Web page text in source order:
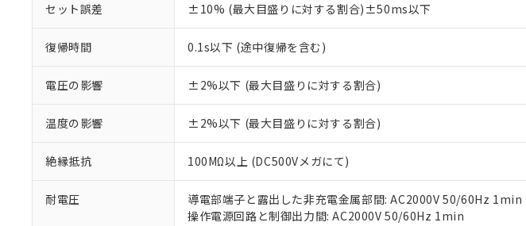
セット誤差 ±10% (最大目盛りに対する割合)±50ms以下
復帰時間 0.1s以下 (途中復帰を含む)
電圧の影響 ±2%以下 (最大目盛りに対する割合)
温度の影響 ±2%以下 (最大目盛りに対する割合)
絶縁抵抗 100MΩ以上 (DC500Vメガにて)
耐電圧
導電部端子と露出した非充電金属部間: AC2000V 50/60Hz
操作電源回路と制御出力間: AC2000V 50/60Hz 1min
ご利用条件
以下の条件をお読みいただき、同意のうえご利用く
本サービスは、当社制御機器事業取扱商品の
くものです。
当社制御機器事業取扱商品の中には、本サー
在庫状況および標準価格照会結果は、記載し
のであり、閲覧された時点での実際の在庫お
い。
正式な納期状況および標準価格はお客様のお
対応予定なし：EU RoHS指令（10物質）の非含有
調査・確認中：EU RoHS指令（10物質）の非含有
非該当品：ライセンス料など無形物で、有害物質有
仕入先様の事情により、非含有部品としていたも
があります。
鉛(Pb) 1000ppm以下、 水銀(Hg) 1000ppm以下、 カドミウム(Cd)
ル（DBP） 1000ppm以下、フタル酸ジイソブチル (DIBP)
※1 中国RoHS○×表
「○」：最大均質材料含有率が中国RoHSの基準値
「×」：最大均質材料含有率が中国RoHSの基準値
「－」：未確認です。当社販売部門へお問い合わせ
*中国RoHS10物質の基準値 (GB/T26572)：
Pb(鉛) :1000ppm、 Hg(水銀) : 1000ppm、 Cd(カドミウム) :
Cr(Ⅵ)(六価クロム) : 1000ppm、 PBBs(ポリ臭化ビフェニル類) :
DBP(フタル酸ジブチル) : 1000ppm、 DIBP(フタル酸ジイソブチ
DEHP(フタル酸ビス(2-エチルヘキシル)) : 1000ppm
当社は、これら貴社製品のうち、外国為替お
う）を輸出または国外への提供する場合は、
当社は規制貨物を破棄する場合は、完全に破
ます。
当社は貴社製品を、核兵器、ミサイル、化学
置等に一切使用いたしません。
記
号
説明
○ 一定数以上の在庫あり